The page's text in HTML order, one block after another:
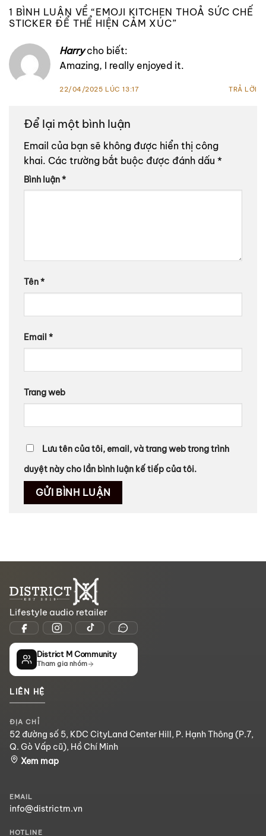
1 BÌNH LUẬN VỀ “EMOJI KITCHEN THOẢ SỨC CHẾ
STICKER ĐỂ THỂ HIỆN CẢM XÚC”
Harry cho biết:
Amazing, I really enjoyed it.
22/04/2025 LÚC 13:17 TRẢ LỜI
Để lại một bình luận
Email của bạn sẽ không được hiển thị công
khai. Các trường bắt buộc được đánh dấu *
Bình luận*
Tên*
Email *
Trang web
Lưu tên của tôi, email, và trang web trong trình
duyệt này cho lần bình luận kế tiếp của tôi.
Lifestyle audio retailer
District M Community
Tham gia nhóm
LIÊN HỆ
ĐỊA CHỈ
52 đường số 5, KDC CityLand Center Hill, P. Hạnh Thông (P.7,
Q. Gò Vấp cũ), Hồ Chí Minh
Xem map
EMAIL
info@districtm.vn
HOTLINE